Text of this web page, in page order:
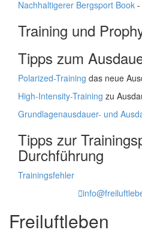
Nachhaltigerer Bergsport Book -
Training und
Tipps zum
Polarized-Training das neue
High-Intensity-Training zu
Grundlagenausdauer- und
Tipps zur
Durchführung
Trainingsfehler
Freiluftleben